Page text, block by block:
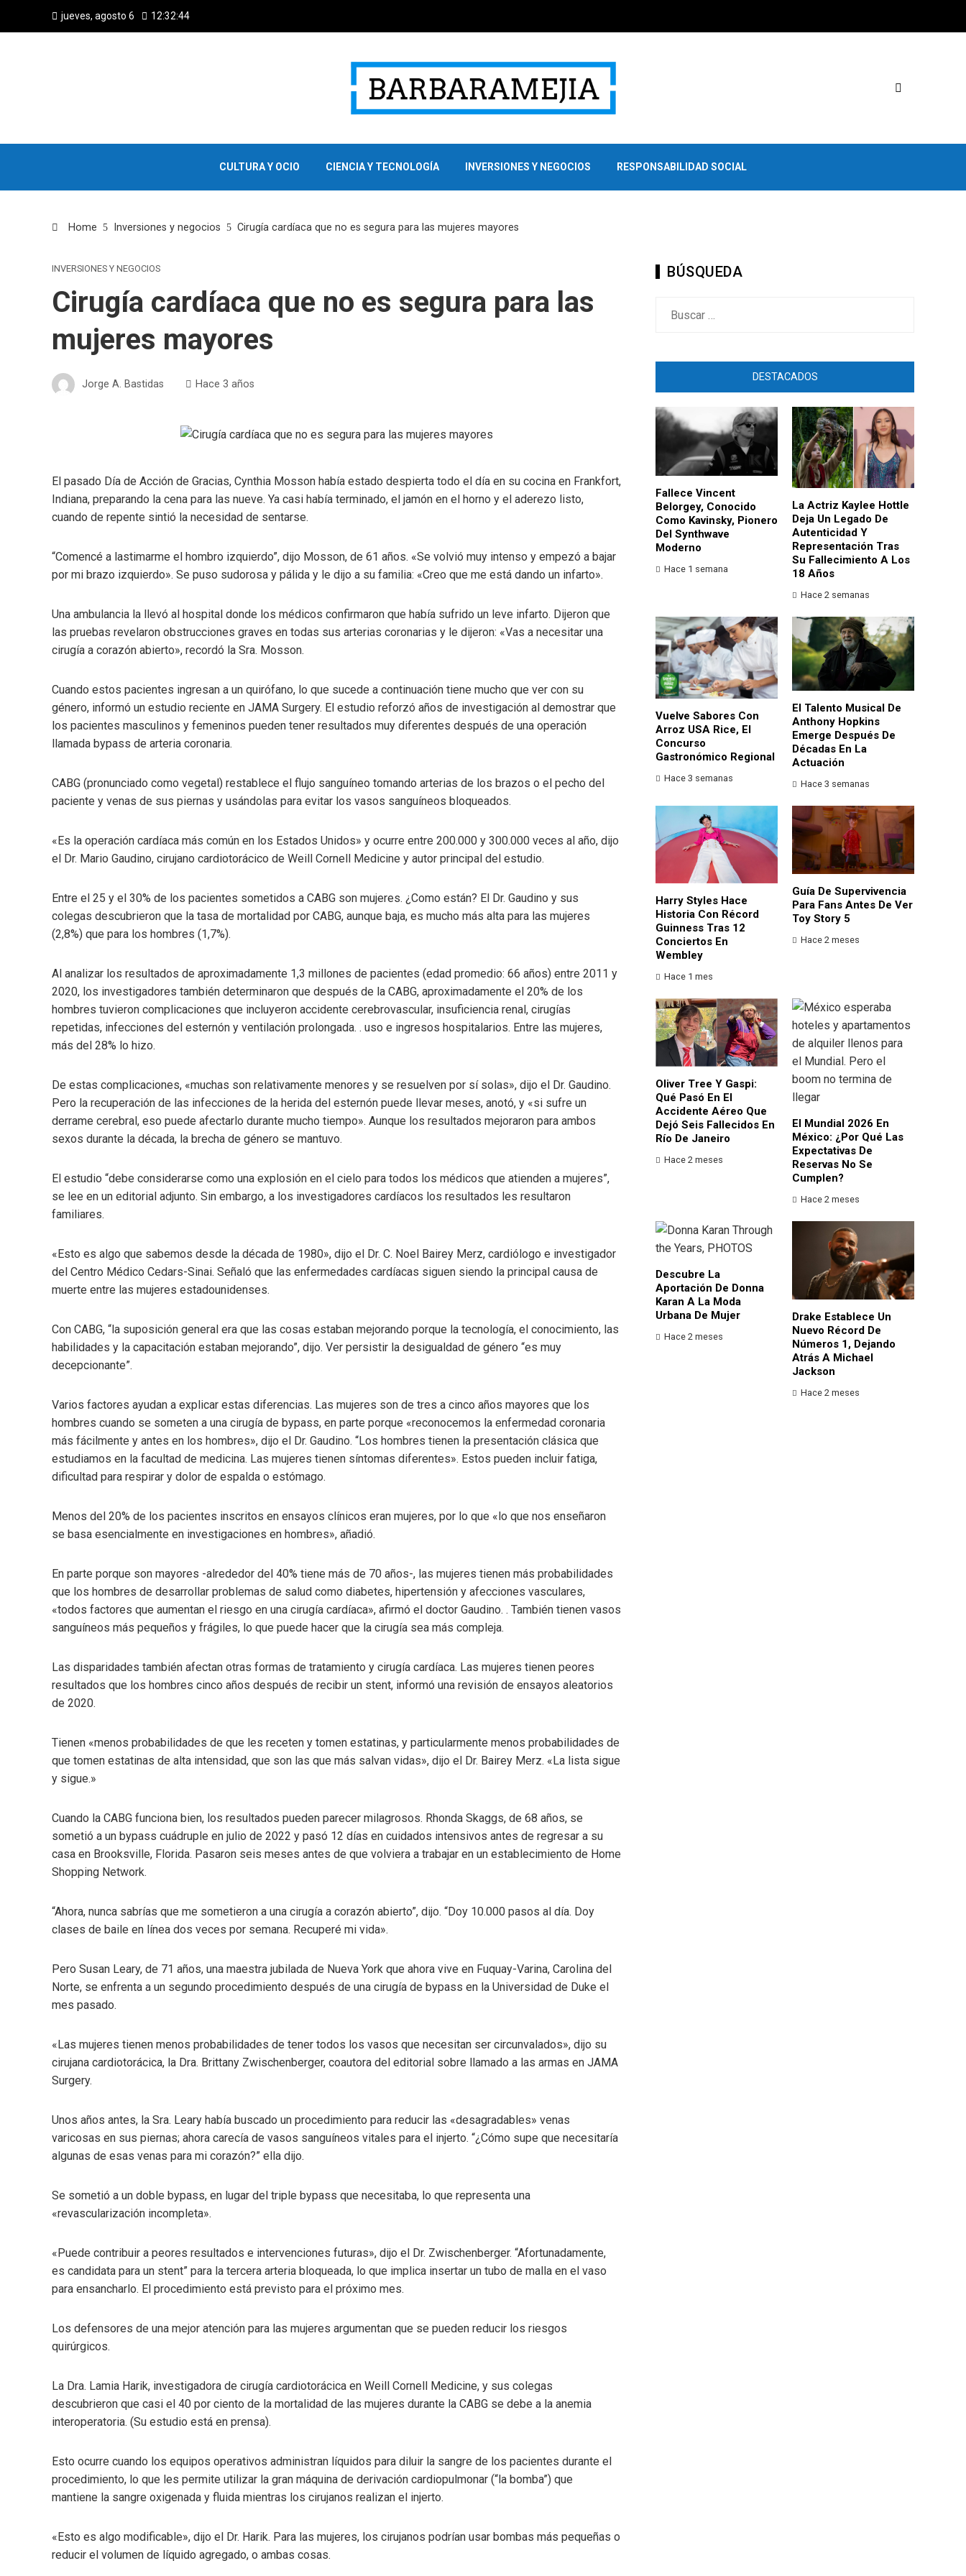
jueves, agosto 6 12:32:45
CULTURA Y OCIO CIENCIA Y TECNOLOGÍA INVERSIONES Y NEGOCIOS RESPONSABILIDAD SOCIAL
Home Inversiones y negocios Cirugía cardíaca que no es segura para las mujeres mayores
INVERSIONES Y NEGOCIOS
Cirugía cardíaca que no es segura para las
mujeres mayores
Jorge A. Bastidas Hace 3 años
El pasado Día de Acción de Gracias, Cynthia Mosson había estado despierta todo el día en su cocina en Frankfort,
Indiana, preparando la cena para las nueve. Ya casi había terminado, el jamón en el horno y el aderezo listo,
cuando de repente sintió la necesidad de sentarse.
“Comencé a lastimarme el hombro izquierdo”, dijo Mosson, de 61 años. «Se volvió muy intenso y empezó a bajar
por mi brazo izquierdo». Se puso sudorosa y pálida y le dijo a su familia: «Creo que me está dando un infarto».
Una ambulancia la llevó al hospital donde los médicos confirmaron que había sufrido un leve infarto. Dijeron que
las pruebas revelaron obstrucciones graves en todas sus arterias coronarias y le dijeron: «Vas a necesitar una
cirugía a corazón abierto», recordó la Sra. Mosson.
Cuando estos pacientes ingresan a un quirófano, lo que sucede a continuación tiene mucho que ver con su
género, informó un estudio reciente en JAMA Surgery. El estudio reforzó años de investigación al demostrar que
los pacientes masculinos y femeninos pueden tener resultados muy diferentes después de una operación
llamada bypass de arteria coronaria.
CABG (pronunciado como vegetal) restablece el flujo sanguíneo tomando arterias de los brazos o el pecho del
paciente y venas de sus piernas y usándolas para evitar los vasos sanguíneos bloqueados.
«Es la operación cardíaca más común en los Estados Unidos» y ocurre entre 200.000 y 300.000 veces al año, dijo
el Dr. Mario Gaudino, cirujano cardiotorácico de Weill Cornell Medicine y autor principal del estudio.
Entre el 25 y el 30% de los pacientes sometidos a CABG son mujeres. ¿Como están? El Dr. Gaudino y sus
colegas descubrieron que la tasa de mortalidad por CABG, aunque baja, es mucho más alta para las mujeres
(2,8%) que para los hombres (1,7%).
Al analizar los resultados de aproximadamente 1,3 millones de pacientes (edad promedio: 66 años) entre 2011 y
2020, los investigadores también determinaron que después de la CABG, aproximadamente el 20% de los
hombres tuvieron complicaciones que incluyeron accidente cerebrovascular, insuficiencia renal, cirugías
repetidas, infecciones del esternón y ventilación prolongada. . uso e ingresos hospitalarios. Entre las mujeres,
más del 28% lo hizo.
De estas complicaciones, «muchas son relativamente menores y se resuelven por sí solas», dijo el Dr. Gaudino.
Pero la recuperación de las infecciones de la herida del esternón puede llevar meses, anotó, y «si sufre un
derrame cerebral, eso puede afectarlo durante mucho tiempo». Aunque los resultados mejoraron para ambos
sexos durante la década, la brecha de género se mantuvo.
El estudio “debe considerarse como una explosión en el cielo para todos los médicos que atienden a mujeres”,
se lee en un editorial adjunto. Sin embargo, a los investigadores cardíacos los resultados les resultaron
familiares.
«Esto es algo que sabemos desde la década de 1980», dijo el Dr. C. Noel Bairey Merz, cardiólogo e investigador
del Centro Médico Cedars-Sinai. Señaló que las enfermedades cardíacas siguen siendo la principal causa de
muerte entre las mujeres estadounidenses.
Con CABG, “la suposición general era que las cosas estaban mejorando porque la tecnología, el conocimiento, las
habilidades y la capacitación estaban mejorando”, dijo. Ver persistir la desigualdad de género “es muy
decepcionante”.
Varios factores ayudan a explicar estas diferencias. Las mujeres son de tres a cinco años mayores que los
hombres cuando se someten a una cirugía de bypass, en parte porque «reconocemos la enfermedad coronaria
más fácilmente y antes en los hombres», dijo el Dr. Gaudino. “Los hombres tienen la presentación clásica que
estudiamos en la facultad de medicina. Las mujeres tienen síntomas diferentes». Estos pueden incluir fatiga,
dificultad para respirar y dolor de espalda o estómago.
Menos del 20% de los pacientes inscritos en ensayos clínicos eran mujeres, por lo que «lo que nos enseñaron
se basa esencialmente en investigaciones en hombres», añadió.
En parte porque son mayores -alrededor del 40% tiene más de 70 años-, las mujeres tienen más probabilidades
que los hombres de desarrollar problemas de salud como diabetes, hipertensión y afecciones vasculares,
«todos factores que aumentan el riesgo en una cirugía cardíaca», afirmó el doctor Gaudino. . También tienen vasos
sanguíneos más pequeños y frágiles, lo que puede hacer que la cirugía sea más compleja.
Las disparidades también afectan otras formas de tratamiento y cirugía cardíaca. Las mujeres tienen peores
resultados que los hombres cinco años después de recibir un stent, informó una revisión de ensayos aleatorios
de 2020.
Tienen «menos probabilidades de que les receten y tomen estatinas, y particularmente menos probabilidades de
que tomen estatinas de alta intensidad, que son las que más salvan vidas», dijo el Dr. Bairey Merz. «La lista sigue
y sigue.»
Cuando la CABG funciona bien, los resultados pueden parecer milagrosos. Rhonda Skaggs, de 68 años, se
sometió a un bypass cuádruple en julio de 2022 y pasó 12 días en cuidados intensivos antes de regresar a su
casa en Brooksville, Florida. Pasaron seis meses antes de que volviera a trabajar en un establecimiento de Home
Shopping Network.
“Ahora, nunca sabrías que me sometieron a una cirugía a corazón abierto”, dijo. “Doy 10.000 pasos al día. Doy
clases de baile en línea dos veces por semana. Recuperé mi vida».
Pero Susan Leary, de 71 años, una maestra jubilada de Nueva York que ahora vive en Fuquay-Varina, Carolina del
Norte, se enfrenta a un segundo procedimiento después de una cirugía de bypass en la Universidad de Duke el
mes pasado.
«Las mujeres tienen menos probabilidades de tener todos los vasos que necesitan ser circunvalados», dijo su
cirujana cardiotorácica, la Dra. Brittany Zwischenberger, coautora del editorial sobre llamado a las armas en JAMA
Surgery.
Unos años antes, la Sra. Leary había buscado un procedimiento para reducir las «desagradables» venas
varicosas en sus piernas; ahora carecía de vasos sanguíneos vitales para el injerto. “¿Cómo supe que necesitaría
algunas de esas venas para mi corazón?” ella dijo.
Se sometió a un doble bypass, en lugar del triple bypass que necesitaba, lo que representa una
«revascularización incompleta».
«Puede contribuir a peores resultados e intervenciones futuras», dijo el Dr. Zwischenberger. “Afortunadamente,
es candidata para un stent” para la tercera arteria bloqueada, lo que implica insertar un tubo de malla en el vaso
para ensancharlo. El procedimiento está previsto para el próximo mes.
Los defensores de una mejor atención para las mujeres argumentan que se pueden reducir los riesgos
quirúrgicos.
La Dra. Lamia Harik, investigadora de cirugía cardiotorácica en Weill Cornell Medicine, y sus colegas
descubrieron que casi el 40 por ciento de la mortalidad de las mujeres durante la CABG se debe a la anemia
interoperatoria. (Su estudio está en prensa).
Esto ocurre cuando los equipos operativos administran líquidos para diluir la sangre de los pacientes durante el
procedimiento, lo que les permite utilizar la gran máquina de derivación cardiopulmonar (“la bomba”) que
mantiene la sangre oxigenada y fluida mientras los cirujanos realizan el injerto.
«Esto es algo modificable», dijo el Dr. Harik. Para las mujeres, los cirujanos podrían usar bombas más pequeñas o
reducir el volumen de líquido agregado, o ambas cosas.
BÚSQUEDA
DESTACADOS
Fallece Vincent
Belorgey, Conocido
Como Kavinsky, Pionero
Del Synthwave
Moderno
Hace 1 semana
La Actriz Kaylee Hottle
Deja Un Legado De
Autenticidad Y
Representación Tras
Su Fallecimiento A Los
18 Años
Hace 2 semanas
Vuelve Sabores Con
Arroz USA Rice, El
Concurso
Gastronómico Regional
Hace 3 semanas
El Talento Musical De
Anthony Hopkins
Emerge Después De
Décadas En La
Actuación
Hace 3 semanas
Harry Styles Hace
Historia Con Récord
Guinness Tras 12
Conciertos En
Wembley
Hace 1 mes
Guía De Supervivencia
Para Fans Antes De Ver
Toy Story 5
Hace 2 meses
Oliver Tree Y Gaspi:
Qué Pasó En El
Accidente Aéreo Que
Dejó Seis Fallecidos En
Río De Janeiro
Hace 2 meses
El Mundial 2026 En
México: ¿por Qué Las
Expectativas De
Reservas No Se
Cumplen?
Hace 2 meses
Descubre La
Aportación De Donna
Karan A La Moda
Urbana De Mujer
Hace 2 meses
Drake Establece Un
Nuevo Récord De
Números 1, Dejando
Atrás A Michael
Jackson
Hace 2 meses